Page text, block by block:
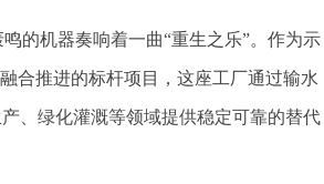
机器奏响着一曲“重生之乐”。作为示
合推进的标杆项目，这座工厂通过输水
、绿化灌溉等领域提供稳定可靠的替代